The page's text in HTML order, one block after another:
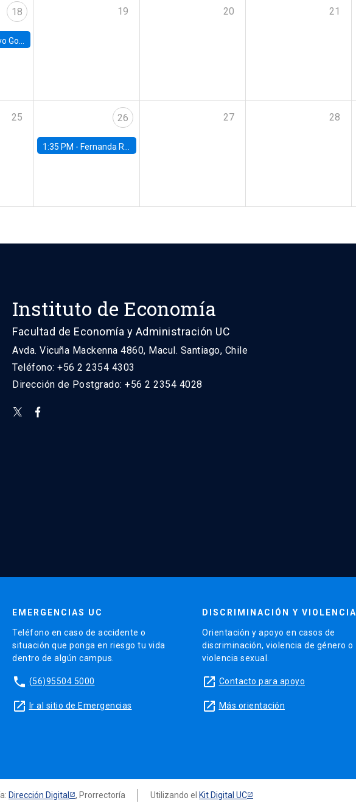
18
Central de Chile
19 20 21
25 26
1:35 PM - Fernanda Rojas Ampuero, University of Wisconsin-Madison
27 28
Instituto de Economía
Facultad de Economía y Administración UC
Avda. Vicuña Mackenna 4860, Macul. Santiago, Chile
Teléfono: +56 2 2354 4303
Dirección de Postgrado: +56 2 2354 4028
EMERGENCIAS UC
Teléfono en caso de accidente o
situación que ponga en riesgo tu vida
dentro de algún campus.
phone (56)95504 5000
launch Ir al sitio de Emergencias
DISCRIMINACIÓN Y VIOLENCIA
Orientación y apoyo en casos de
discriminación, violencia de género o
violencia sexual.
launch Contacto para apoyo
launch Más orientación
Dirección Digital , Prorrectoría Utilizando el Kit Digital UC